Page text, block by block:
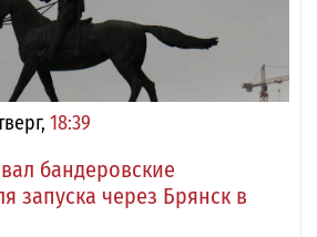
18:39
бандеровские
запуска через Брянск в